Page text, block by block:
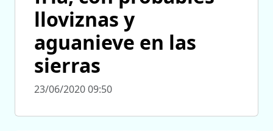
lloviznas y
aguanieve en las
sierras
23/06/2020 09:50